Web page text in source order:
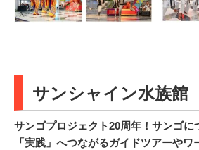
サンシャイン水族館
サンゴプロジェクト20周年！サンゴに
「実践」へつながるガイドツアーやワ